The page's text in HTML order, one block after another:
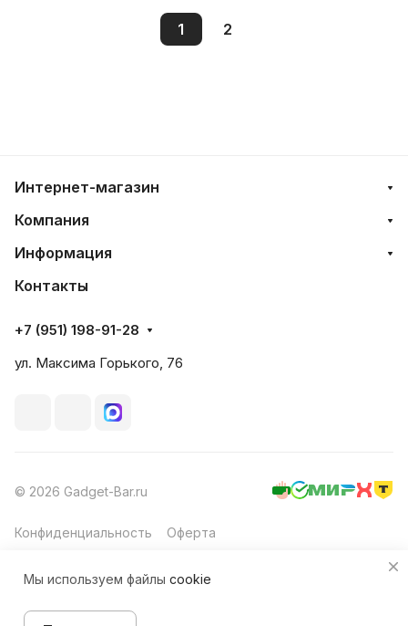
1 2
Интернет-магазин
Компания
Информация
Контакты
+7 (951) 198-91-28
ул. Максима Горького, 76
© 2026 Gadget-Bar.ru
Конфиденциальность Оферта
Мы используем файлы cookie